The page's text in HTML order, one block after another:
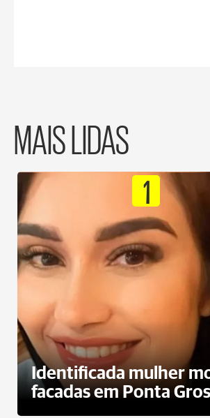
MAIS LIDAS
1
Identificada mulher
facadas em Ponta